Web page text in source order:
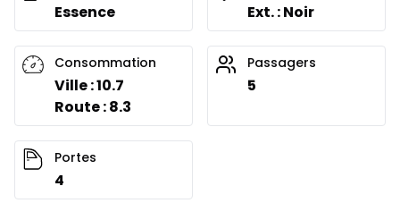
Essence Ext. : Noir
Consommation
Ville : 10.7
Route : 8.3
Passagers
5
Portes
4